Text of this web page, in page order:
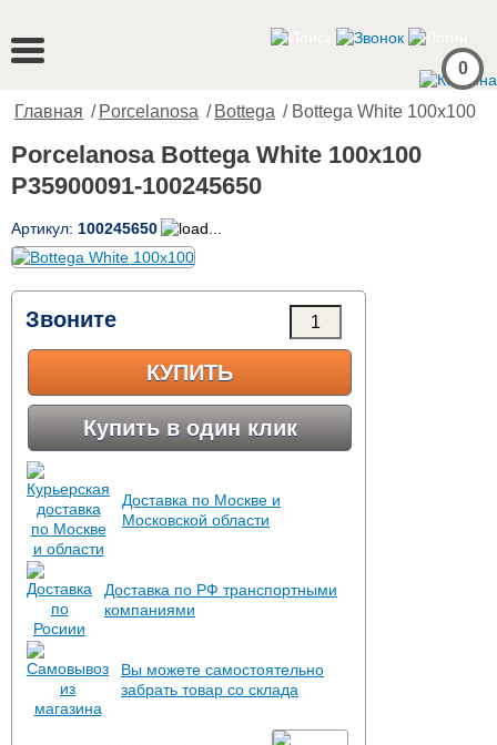
0
Главная / Porcelanosa / Bottega / Bottega White 100x100
Porcelanosa Bottega White 100x100
P35900091-100245650
Артикул: 100245650
Звоните
КУПИТЬ
Купить в один клик
Доставка по Москве и
Московской области
Доставка по РФ транспортными
компаниями
Вы можете самостоятельно
забрать товар со склада